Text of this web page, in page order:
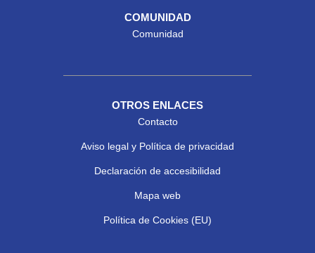
COMUNIDAD
Comunidad
OTROS ENLACES
Contacto
Aviso legal y Política de privacidad
Declaración de accesibilidad
Mapa web
Política de Cookies (EU)